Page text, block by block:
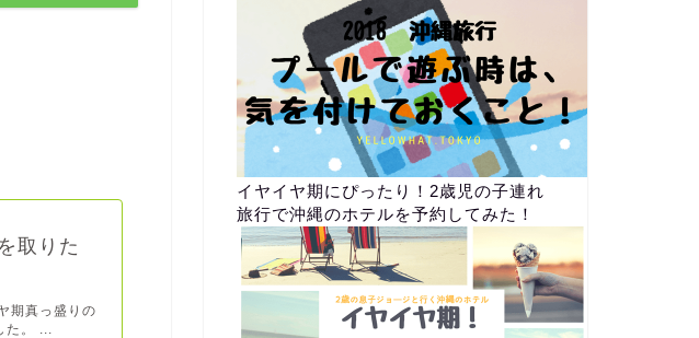
取りた
期真っ盛りの
た。 ...
イヤイヤ期にぴったり！2歳児の子連れ
旅行で沖縄のホテルを予約してみた！